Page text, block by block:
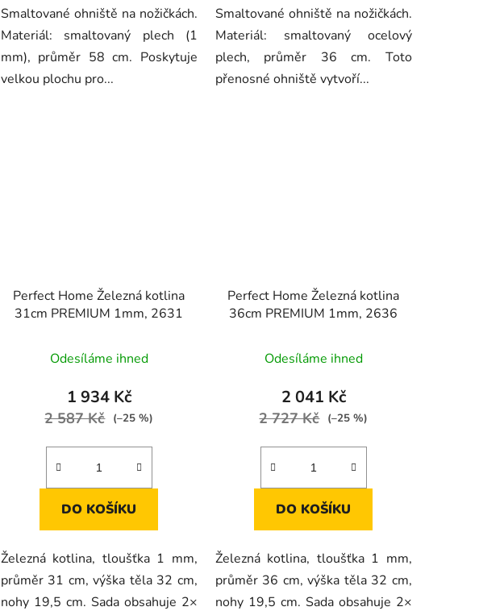
Smaltované ohniště na nožičkách.
Materiál: smaltovaný plech (1
mm), průměr 58 cm. Poskytuje
velkou plochu pro...
Smaltované ohniště na nožičkách.
Materiál: smaltovaný ocelový
plech, průměr 36 cm. Toto
přenosné ohniště vytvoří...
Perfect Home Železná kotlina
31cm PREMIUM 1mm, 2631
Odesíláme ihned
1 934 Kč
2 587 Kč (–25 %)
DO KOŠÍKU
Železná kotlina, tloušťka 1 mm,
průměr 31 cm, výška těla 32 cm,
nohy 19,5 cm. Sada obsahuje 2×
Perfect Home Železná kotlina
36cm PREMIUM 1mm, 2636
Odesíláme ihned
2 041 Kč
2 727 Kč (–25 %)
DO KOŠÍKU
Železná kotlina, tloušťka 1 mm,
průměr 36 cm, výška těla 32 cm,
nohy 19,5 cm. Sada obsahuje 2×